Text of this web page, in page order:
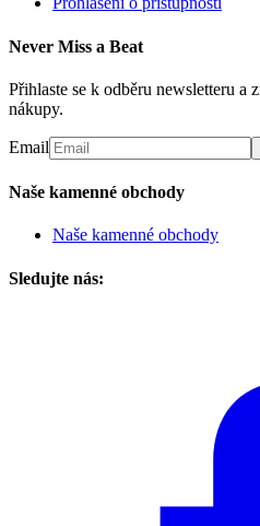
Never Miss a Beat
Přihlaste se k odběru newsletteru a
nákupy.
Email
Naše kamenné obchody
Naše kamenné obchody
Sledujte nás: